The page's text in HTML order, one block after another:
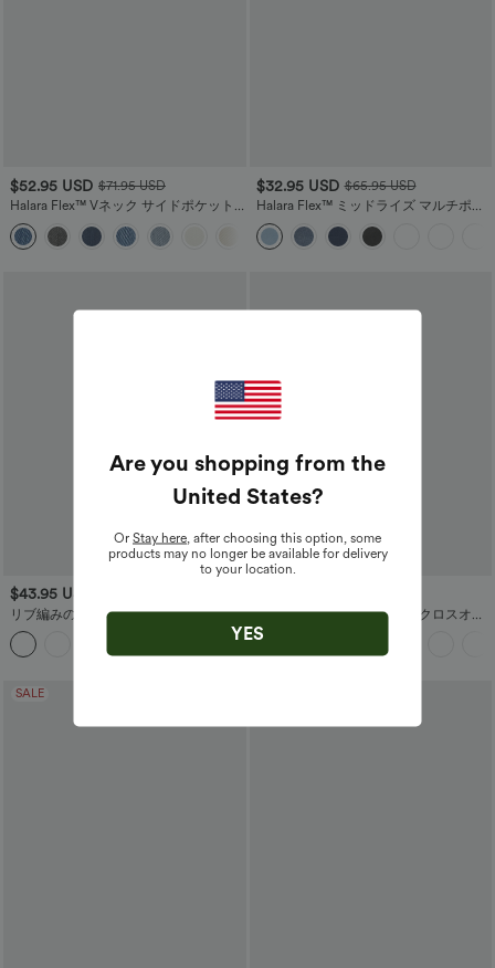
$52.95 USD $71.95 USD
Halara Flex™ Vネック サイドポケット
ウォッシュ加工 ストレッチニット デニ
ム カジュアル オーバーオール
+1
$32.95 USD $65.95 USD
Halara Flex™ ミッドライズ マルチポケ
ット ストレートレッグ ストレッチニッ
ト カジュアル カーゴ ジーンズ
$43.95 USD
リブ編みのボートネック 長袖 ルーシュ
サイドポケット ゆったりとしたマキシ
丈カジュアルドレス
Halara Flex™ ハイウエスト クロスオー
バー ポケット ウォッシュ加工 ストレッ
チニット カジュアル スーパーフレア ジ
ーンズ
SALE
Are you shopping from the
United States?
Or Stay here , after choosing this option, some
products may no longer be available for delivery
to your location.
YES